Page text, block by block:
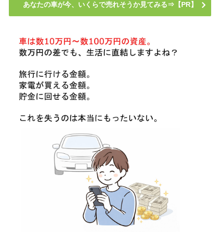
あなたの車が今、いくらで売れそうか見てみる⇒【PR】